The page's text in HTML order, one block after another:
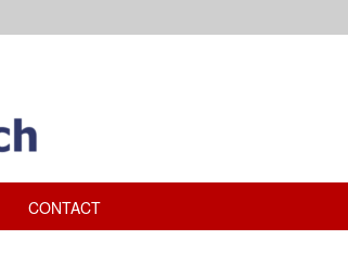
CONTACT